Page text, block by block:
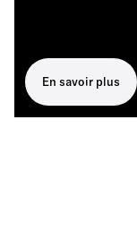
En savoir plus